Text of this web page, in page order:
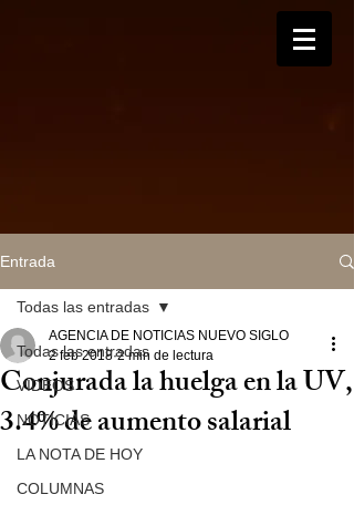
Entrada
Todas las entradas
VIDEOS
NOTICIAS
LA NOTA DE HOY
COLUMNAS
Todas las entradas
Conjurada la huelga en la UV,
3.4% de aumento salarial
AGENCIA DE NOTICIAS NUEVO SIGLO
2 feb 2018 2 min de lectura